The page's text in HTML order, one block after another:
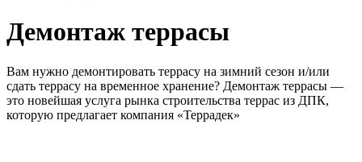
Демонтаж террасы
Вам нужно демонтировать террасу на зимний сезон и/или
сдать террасу на временное хранение? Демонтаж террасы —
это новейшая услуга рынка строительства террас из ДПК,
которую предлагает компания «Террадек»